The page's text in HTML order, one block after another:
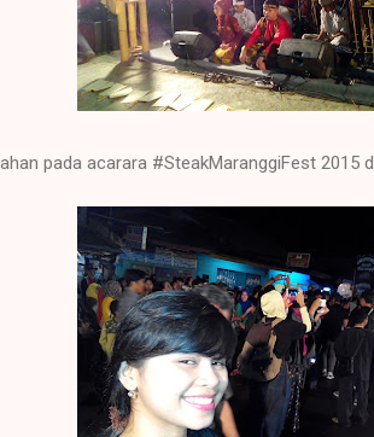
pada acarara #SteakMaranggiFest 2015